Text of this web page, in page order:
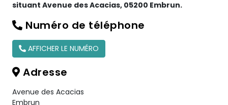
situant Avenue des Acacias, 05200 Embrun.
Numéro de téléphone
AFFICHER LE NUMÉRO
Adresse
Avenue des Acacias
Embrun